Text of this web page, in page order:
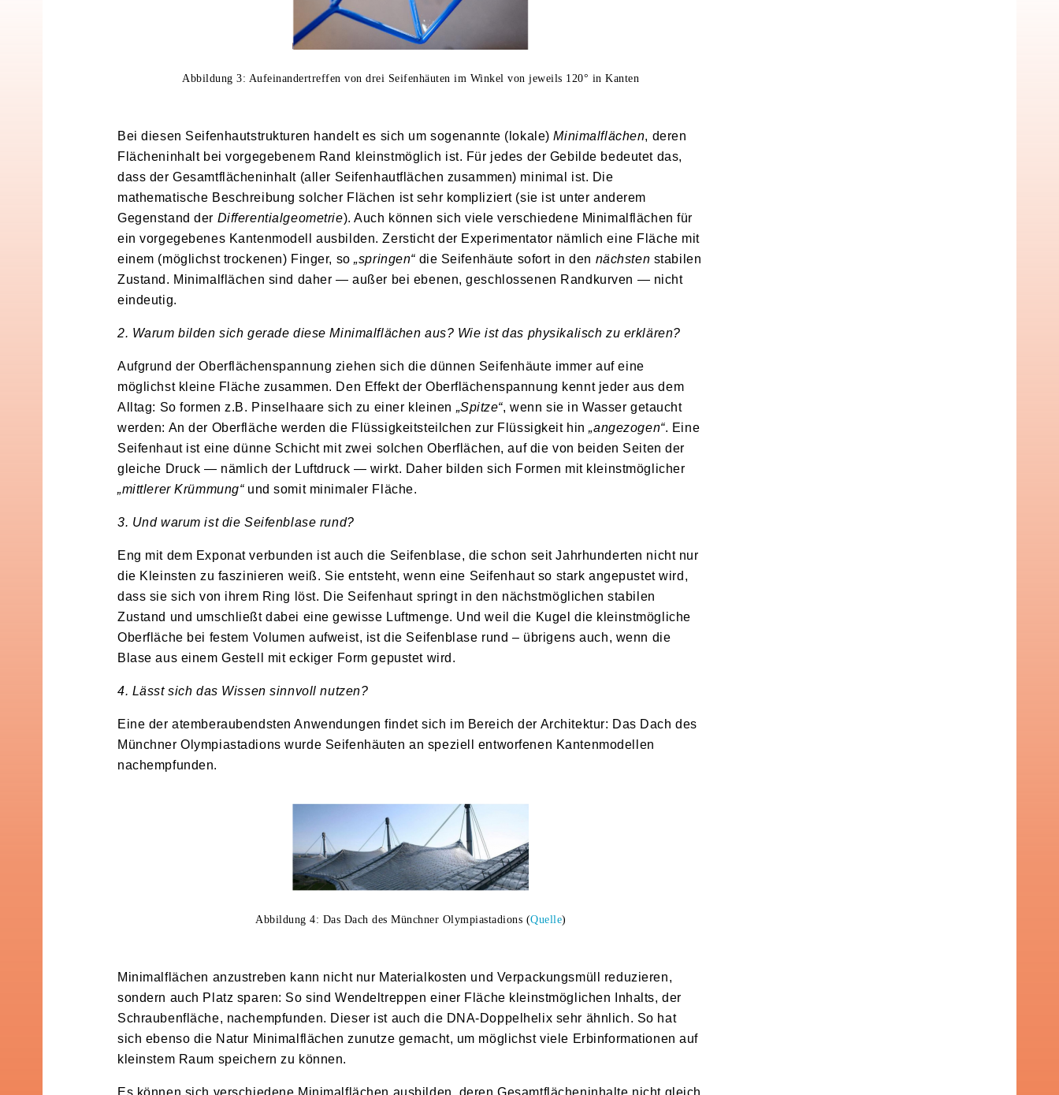
Abbildung 3: Aufeinandertreffen von drei Seifenhäuten im Winkel von jeweils 120° in Kanten
Bei diesen Seifenhautstrukturen handelt es sich um sogenannte (lokale)Minimalflächen, deren
Flächeninhalt bei vorgegebenem Rand kleinstmöglich ist. Für jedes der Gebilde bedeutet das,
dass der Gesamtflächeninhalt (aller Seifenhautflächen zusammen) minimal ist. Die
mathematische Beschreibung solcher Flächen ist sehr kompliziert (sie ist unter anderem
Gegenstand der Differentialgeometrie). Auch können sich viele verschiedene Minimalflächen für
ein vorgegebenes Kantenmodell ausbilden. Zersticht der Experimentator nämlich eine Fläche mit
einem (möglichst trockenen) Finger, so„springen“die Seifenhäute sofort in den nächsten stabilen
Zustand. Minimalflächen sind daher — außer bei ebenen, geschlossenen Randkurven — nicht
eindeutig.
2. Warum bilden sich gerade diese Minimalflächen aus? Wie ist das physikalisch zu erklären?
Aufgrund der Oberflächenspannung ziehen sich die dünnen Seifenhäute immer auf eine
möglichst kleine Fläche zusammen. Den Effekt der Oberflächenspannung kennt jeder aus dem
Alltag: So formen z.B. Pinselhaare sich zu einer kleinen „Spitze“, wenn sie in Wasser getaucht
werden: An der Oberfläche werden die Flüssigkeitsteilchen zur Flüssigkeit hin„angezogen“. Eine
Seifenhaut ist eine dünne Schicht mit zwei solchen Oberflächen, auf die von beiden Seiten der
gleiche Druck — nämlich der Luftdruck — wirkt. Daher bilden sich Formen mit kleinstmöglicher
„mittlerer Krümmung“und somit minimaler Fläche.
3. Und warum ist die Seifenblase rund?
Eng mit dem Exponat verbunden ist auch die Seifenblase, die schon seit Jahrhunderten nicht nur
die Kleinsten zu faszinieren weiß. Sie entsteht, wenn eine Seifenhaut so stark angepustet wird,
dass sie sich von ihrem Ring löst. Die Seifenhaut springt in den nächstmöglichen stabilen
Zustand und umschließt dabei eine gewisse Luftmenge. Und weil die Kugel die kleinstmögliche
Oberfläche bei festem Volumen aufweist, ist die Seifenblase rund – übrigens auch, wenn die
Blase aus einem Gestell mit eckiger Form gepustet wird.
4. Lässt sich das Wissen sinnvoll nutzen?
Eine der atemberaubendsten Anwendungen findet sich im Bereich der Architektur: Das Dach des
Münchner Olympiastadions wurde Seifenhäuten an speziell entworfenen Kantenmodellen
nachempfunden.
Abbildung 4: Das Dach des Münchner Olympiastadions (Quelle)
Minimalflächen anzustreben kann nicht nur Materialkosten und Verpackungsmüll reduzieren,
sondern auch Platz sparen: So sind Wendeltreppen einer Fläche kleinstmöglichen Inhalts, der
Schraubenfläche, nachempfunden. Dieser ist auch die DNA-Doppelhelix sehr ähnlich. So hat
sich ebenso die Natur Minimalflächen zunutze gemacht, um möglichst viele Erbinformationen auf
kleinstem Raum speichern zu können.